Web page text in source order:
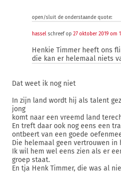
open/sluit de onderstaande quote:
hassel schreef op 27 oktober 2019 om
Henkie Timmer heeft ons
die kan er helemaal niets
Dat weet ik nog niet
In zijn land wordt hij als talent
jong
komt naar een vreemd land
En treft daar ook nog eens een
ontbeert van een goede
Die helemaal geen vertrouwen in
Ik wil hem wel eens zien als er
groep staat.
En tja Henk Timmer, die was al